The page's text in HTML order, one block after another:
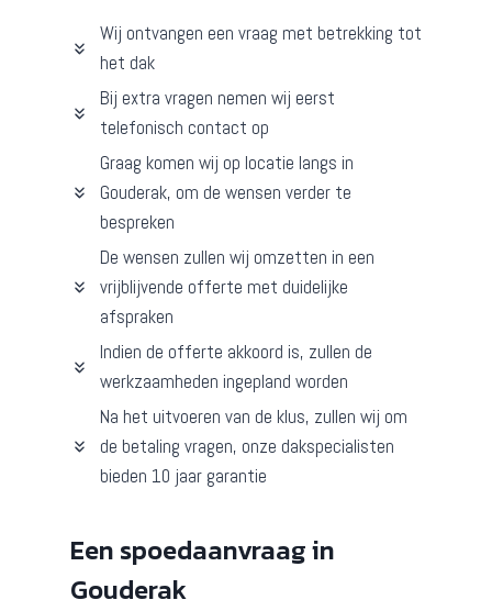
Wij ontvangen een vraag met betrekking tot
het dak
Bij extra vragen nemen wij eerst
telefonisch contact op
Graag komen wij op locatie langs in
Gouderak, om de wensen verder te
bespreken
De wensen zullen wij omzetten in een
vrijblijvende offerte met duidelijke
afspraken
Indien de offerte akkoord is, zullen de
werkzaamheden ingepland worden
Na het uitvoeren van de klus, zullen wij om
de betaling vragen, onze dakspecialisten
bieden 10 jaar garantie
Een spoedaanvraag in
Gouderak